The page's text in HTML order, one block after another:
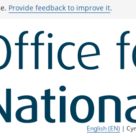
Provide feedback to improve it.
English (EN) |